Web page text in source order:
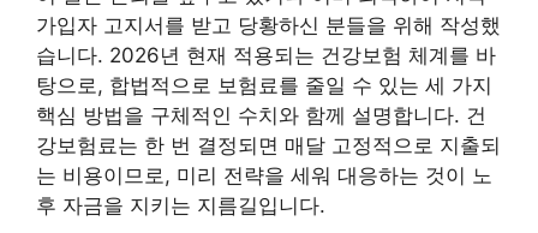
가입자 고지서를 받고 당황하신 분들을 위해 작성했
습니다. 2026년 현재 적용되는 건강보험 체계를 바
탕으로, 합법적으로 보험료를 줄일 수 있는 세 가지
핵심 방법을 구체적인 수치와 함께 설명합니다. 건
강보험료는 한 번 결정되면 매달 고정적으로 지출되
는 비용이므로, 미리 전략을 세워 대응하는 것이 노
후 자금을 지키는 지름길입니다.